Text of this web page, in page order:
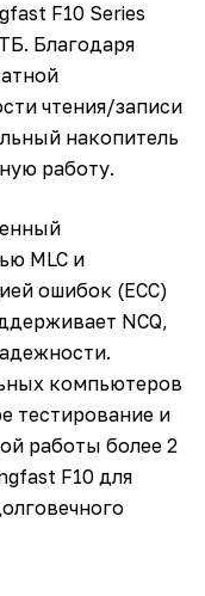
F10 Series
Благодаря
чтения/записи
накопитель
работу.
MLC и
ошибок (ECC)
NCQ,
компьютеров
тестирование и
работы более 2
F10 для